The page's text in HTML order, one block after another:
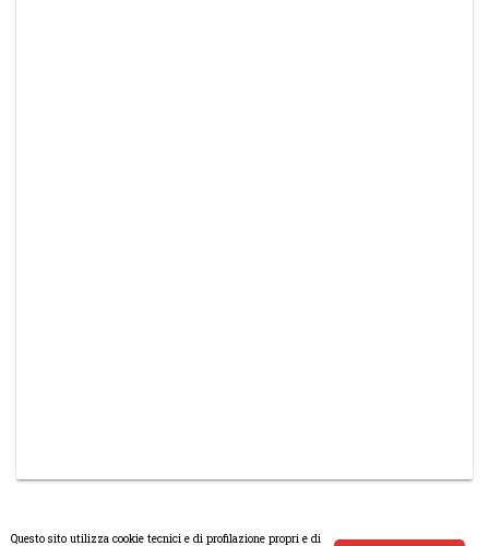
Questo sito utilizza cookie tecnici e di profilazione propri e di